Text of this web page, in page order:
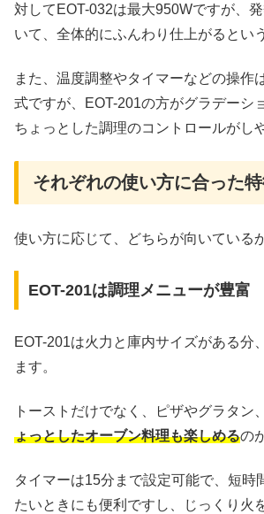
対してEOT-032は最大950Wですが、
いて、全体的にふんわり仕上がるとい
また、温度調整やタイマーなどの操作
式ですが、EOT-201の方がグラデーシ
ちょっとした調理のコントロールがし
それぞれの使い方に合った
使い方に応じて、どちらが向いている
EOT-201は調理メニューが豊富
EOT-201は火力と庫内サイズがある分
ます。
トーストだけでなく、ピザやグラタン
ょっとしたオーブン料理も楽しめるの
タイマーは15分まで設定可能で、短時
たいときにも便利ですし、じっくり火